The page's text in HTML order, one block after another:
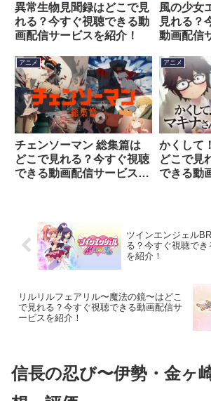
異常生物見聞録はどこで見
れる？今すぐ視聴できる動
画配信サービスを紹介！
風の少女
見れる？
動画配信
アニメ
チェンソーマン 総集篇は
どこで見れる？今すぐ視聴
できる動画配信サービスを
アニメ
かくして
どこで見
できる動
ツインエンジェル
る？今すぐ視聴で
を紹介！
リルリルフェアリル〜魔法の鏡〜はどこ
で見れる？今すぐ視聴できる動画配信サ
ービスを紹介！
信長の忍び〜伊勢・金ヶ